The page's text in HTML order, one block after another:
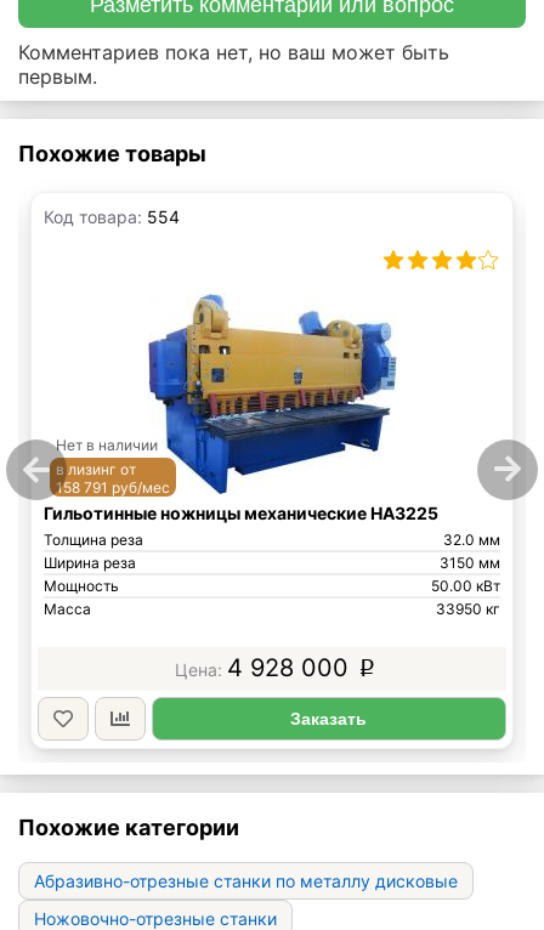
Разметить комментарий или вопрос
Комментариев пока нет, но ваш может быть
первым.
Похожие товары
Код товара: 554
Нет в наличии
в лизинг от
158 791 руб/мес
Гильотинные ножницы механические НА3225
Толщина реза
32.0 мм
Ширина реза
3150 мм
Мощность
50.00 кВт
Масса
33950 кг
4 928 000 p
Заказать
Похожие категории
Абразивно-отрезные станки по металлу дисковые
Ножовочно-отрезные станки